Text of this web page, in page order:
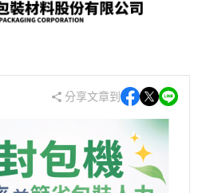
分享文章到